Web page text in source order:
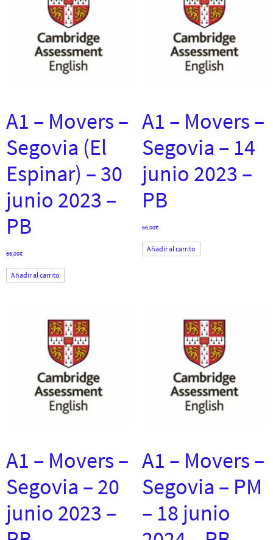
A1 – Movers –
Segovia (El
Espinar) – 30
junio 2023 –
PB
66,00€
Añadir al carrito
A1 – Movers –
Segovia – 14
junio 2023 –
PB
66,00€
Añadir al carrito
A1 – Movers –
Segovia – 20
junio 2023 –
A1 – Movers –
Segovia – PM
– 18 junio